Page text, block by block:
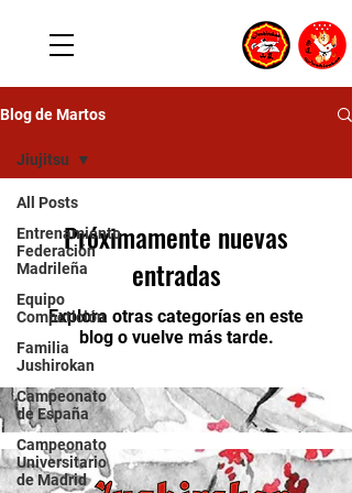
Blog de Martos
All Posts
Entrenamiento
Federación
Madrileña
Equipo
Competición
Familia
Jushirokan
Campeonato
de España
Campeonato
Universitario
de Madrid
Jiujitsu
Próximamente nuevas
entradas
Explora otras categorías en este
blog o vuelve más tarde.